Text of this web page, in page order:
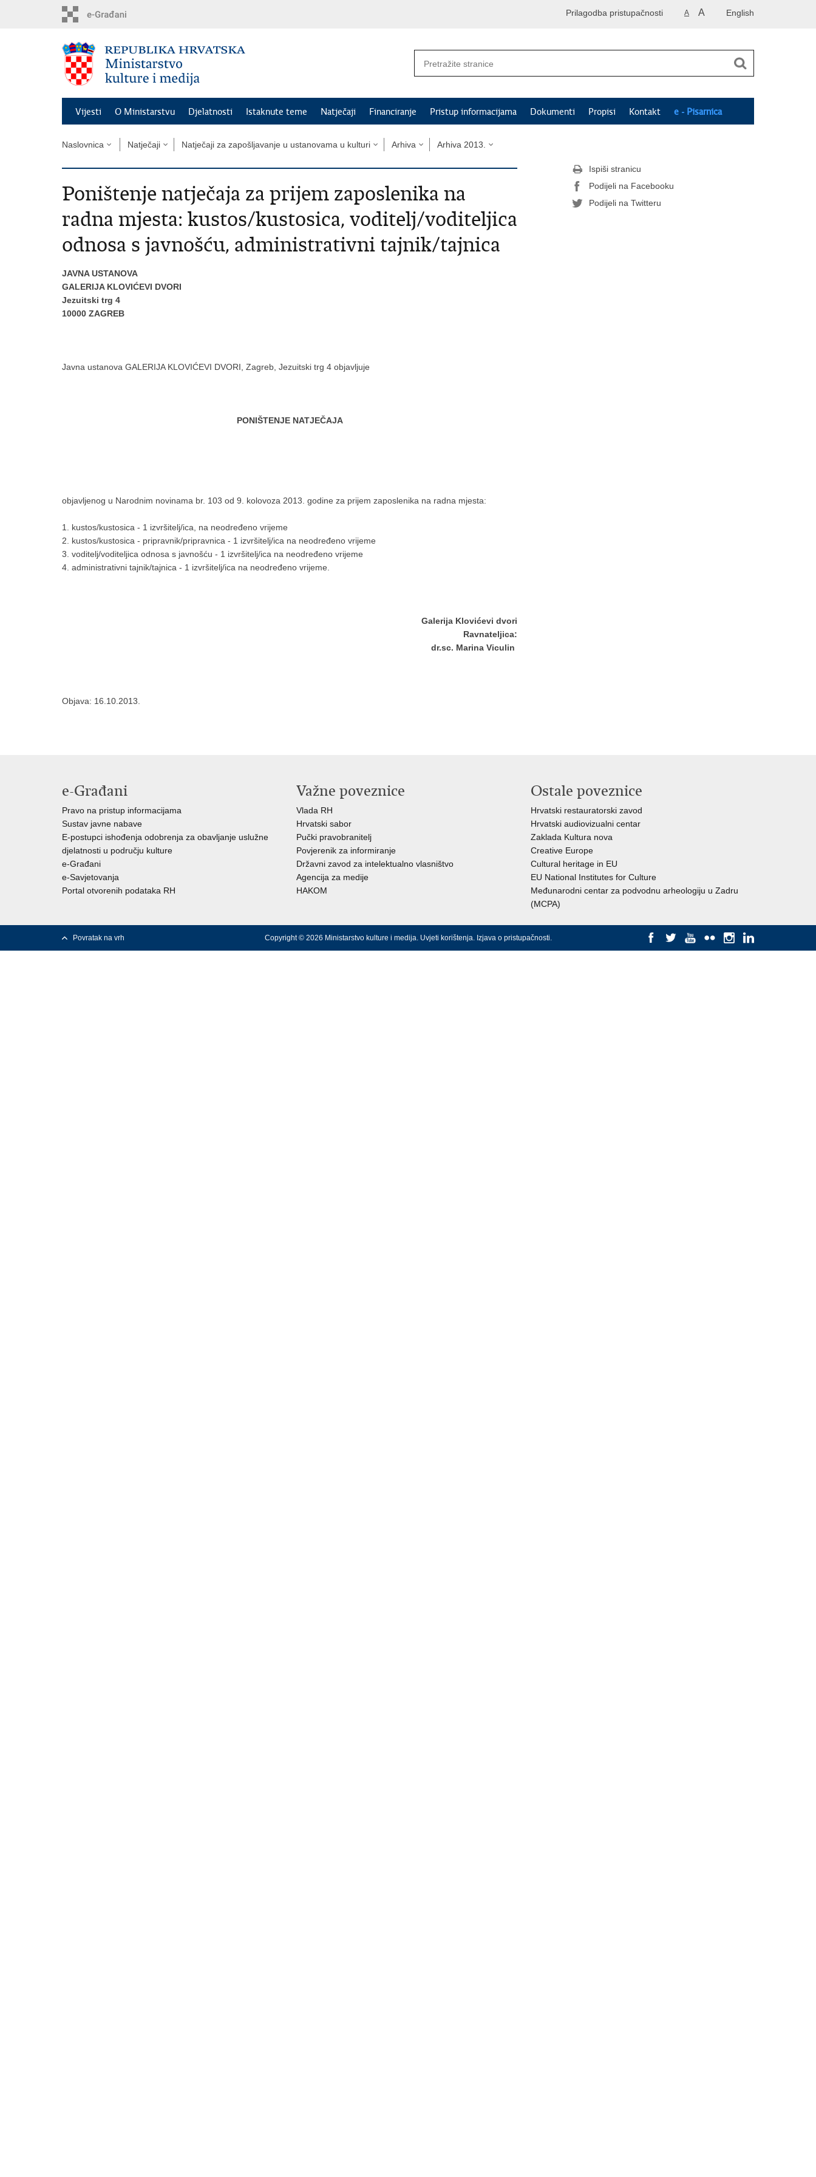
English
A A
Prilagodba pristupačnosti
Vijesti O Ministarstvu Djelatnosti Istaknute teme Natječaji Financiranje Pristup informacijama Dokumenti Propisi Kontakt e - Pisarnica
Naslovnica Natječaji Natječaji za zapošljavanje u ustanovama u kulturi Arhiva Arhiva 2013.
Poništenje natječaja za prijem zaposlenika na
radna mjesta: kustos/kustosica, voditelj/voditeljica
odnosa s javnošću, administrativni tajnik/tajnica
JAVNA USTANOVA
GALERIJA KLOVIĆEVI DVORI
Jezuitski trg 4
10000 ZAGREB
Javna ustanova GALERIJA KLOVIĆEVI DVORI, Zagreb, Jezuitski trg 4 objavljuje
PONIŠTENJE NATJEČAJA
objavljenog u Narodnim novinama br. 103 od 9. kolovoza 2013. godine za prijem zaposlenika na radna mjesta:
1. kustos/kustosica - 1 izvršitelj/ica, na neodređeno vrijeme
2. kustos/kustosica - pripravnik/pripravnica - 1 izvršitelj/ica na neodređeno vrijeme
3. voditelj/voditeljica odnosa s javnošću - 1 izvršitelj/ica na neodređeno vrijeme
4. administrativni tajnik/tajnica - 1 izvršitelj/ica na neodređeno vrijeme.
Galerija Klovićevi dvori
Ravnateljica:
dr.sc. Marina Viculin
Objava: 16.10.2013.
Ispiši stranicu
Podijeli na Facebooku
Podijeli na Twitteru
e-Građani
Pravo na pristup informacijama
Sustav javne nabave
E-postupci ishođenja odobrenja za obavljanje uslužne
djelatnosti u području kulture
e-Građani
e-Savjetovanja
Portal otvorenih podataka RH
Važne poveznice
Vlada RH
Hrvatski sabor
Pučki pravobranitelj
Povjerenik za informiranje
Državni zavod za intelektualno vlasništvo
Agencija za medije
HAKOM
Ostale poveznice
Hrvatski restauratorski zavod
Hrvatski audiovizualni centar
Zaklada Kultura nova
Creative Europe
Cultural heritage in EU
EU National Institutes for Culture
Međunarodni centar za podvodnu arheologiju u Zadru
(MCPA)
Povratak na vrh Copyright © 2026 Ministarstvo kulture i medija. Uvjeti korištenja. Izjava o pristupačnosti.